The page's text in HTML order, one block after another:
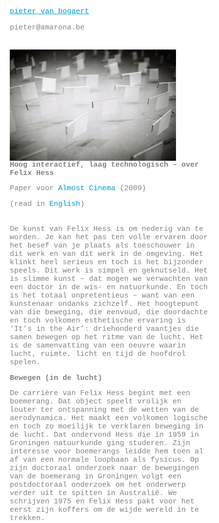
pieter van bogaert
pieter@amarona.be
Hoog interactief, laag technologisch – over
Felix Hess
Paper voor Almost Cinema (2009)
(read in
English )
De kunst van Felix Hess is om nederig van te
worden. Je kan het pas ten volle ervaren door
het besef van je plaats als toeschouwer in
dit werk en van dit werk in de omgeving. Het
klinkt heel serieus en toch is het bijzonder
speels. Dit werk is simpel en geknutseld. Het
is slimme kunst – dat mogen we verwachten van
een doctor in de wis- en natuurkunde. En toch
is het totaal onpretentieus – want van een
kunstenaar ondanks zichzelf. Het hoogtepunt
van die beweging, die eenvoud, die doordachte
en toch volkomen esthetische ervaring is
‘It’s in the Air’: driehonderd vaantjes die
samen bewegen op het ritme van de lucht. Het
is de samenvatting van een oeuvre waarin
lucht, ruimte, licht en tijd de hoofdrol
spelen.
Bewegen (in de lucht)
De carrière van Felix Hess begint met een
boemerang. Dat object speelt vrolijk en
louter ter ontspanning met de wetten van de
aerodynamica. Het maakt een volkomen logische
en toch zo moeilijk te verklaren beweging in
de lucht. Dat ondervond Hess die in 1959 in
Groningen natuurkunde ging studeren. Zijn
interesse voor boemerangs leidde hem toen al
af van een normale loopbaan als fysicus. Op
zijn doctoraal onderzoek naar de bewegingen
van de boemerang in Groningen volgt een
postdoctoraal onderzoek om het onderwerp
verder uit te spitten in Australië. We
schrijven 1975 en Felix Hess pakt voor het
eerst zijn koffers om de wijde wereld in te
trekken.